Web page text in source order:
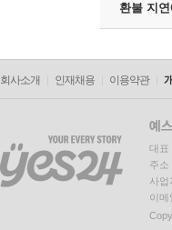
환불 지
회사소개 인재채용 이용약관
대표
주소
사
이